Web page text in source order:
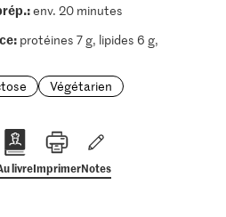
env. 20 minutes
protéines 7 g, lipides 6 g,
Végétarien
livreImprimerNotes